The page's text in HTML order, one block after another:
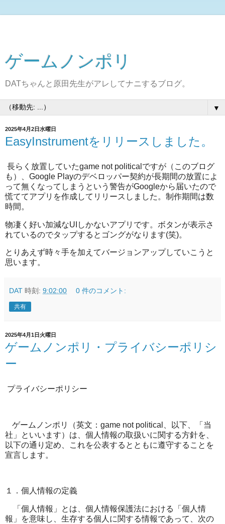
ゲームノンポリ
DATちゃんと原田先生がアレしてナニするブログ。
▼
2025年4月2日水曜日
EasyInstrumentをリリースしました。
長らく放置していたgame not politicalですが（このブログ
も）、Google Playのデベロッパー契約が長期間の放置によ
って無くなってしまうという警告がGoogleから届いたので
慌ててアプリを作成してリリースしました。制作期間は数
時間。
物凄く好い加減なUIしかないアプリです。ボタンが表示さ
れているのでタップするとゴングがなります(笑)。
とりあえず時々手を加えてバージョンアップしていこうと
思います。
DAT 時刻: 9:02:00 0 件のコメント:
共有
2025年4月1日火曜日
ゲームノンポリ・プライバシーポリシ
ー
プライバシーポリシー
ゲームノンポリ（英文： game not political
、以下、「当
社」といいます）は、個人情報の取扱いに関する方針を、
以下の通り定め、これを公表するとともに遵守することを
宣言します。
１．個人情報の定義
「個人情報」とは、個人情報保護法における「個人情
報」を意味し、生存する個人に関する情報であって、次の